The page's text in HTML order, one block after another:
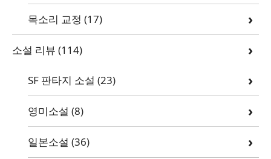
목소리 교정 (17)
소설 리뷰 (114)
SF 판타지 소설 (23)
영미소설 (8)
일본소설 (36)